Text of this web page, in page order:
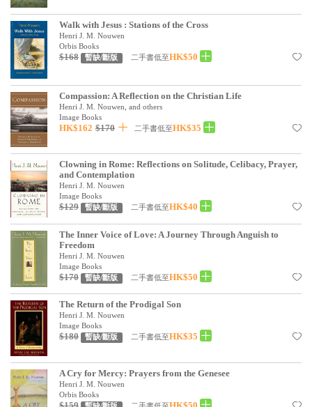
分齡牧養
社會／倫理
哲學／宗教比較
見證／傳記
文藝／勵志
精選影音
其他
得獎作品推介
暢銷榜
中文二手書
英文二手書
精選英文書
電子書
基道 Top 50
Walk with Jesus : Stations of the Cross
Henri J. M. Nouwen
Orbis Books
$168 暫缺/斷版 二手書低至HK$50
Compassion: A Reflection on the Christian Life
Henri J. M. Nouwen, and others
Image Books
HK$162 $170 二手書低至HK$35
Clowning in Rome: Reflections on Solitude, Celibacy, Prayer,
and Contemplation
Henri J. M. Nouwen
Image Books
$129 暫缺/斷版 二手書低至HK$40
The Inner Voice of Love: A Journey Through Anguish to
Freedom
Henri J. M. Nouwen
Image Books
$170 暫缺/斷版 二手書低至HK$50
The Return of the Prodigal Son
Henri J. M. Nouwen
Image Books
$180 暫缺/斷版 二手書低至HK$35
A Cry for Mercy: Prayers from the Genesee
Henri J. M. Nouwen
Orbis Books